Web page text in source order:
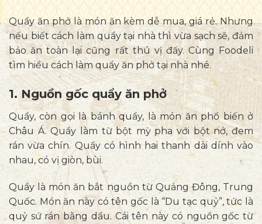
tan thơm ngon
tại nhà
Quẩy ăn phở là món ăn kèm dễ mua, giá rẻ. Nhưng
nếu biết cách làm quẩy tại nhà thì vừa sạch sẽ, đảm
bảo ăn toàn lại cũng rất thú vị đấy. Cùng Foodeli
tìm hiểu cách làm quẩy ăn phở tại nhà nhé.
1. Nguồn gốc quẩy ăn phở
Quẩy, còn gọi là bánh quẩy, là món ăn phổ biến ở
Châu Á. Quẩy làm từ bột mỳ pha với bột nở, đem
rán vừa chín. Quẩy có hình hai thanh dài dính vào
nhau, có vị giòn, bùi.
Quẩy là món ăn bắt nguồn từ Quảng Đông, Trung
Quốc. Món ăn này có tên gốc là “Du tạc quỷ”, tức là
quỷ sứ rán bằng dầu. Cái tên này có nguồn gốc từ